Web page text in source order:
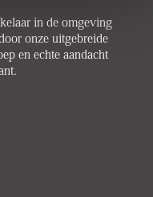
in de omgeving
onze uitgebreide
en echte aandacht